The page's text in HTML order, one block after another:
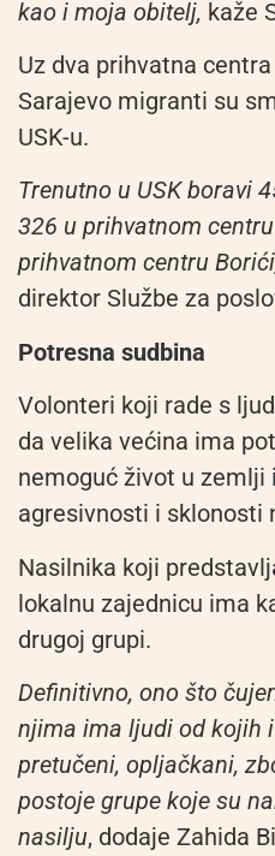
kao i moja obitelj, kaže
Uz dva prihvatna
Sarajevo migranti su
USK-u.
Trenutno u USK boravi
326 u prihvatnom
prihvatnom centru
direktor Službe za
Potresna sudbina
Volonteri koji rade s
da velika većina ima
nemoguć život u zemlji
agresivnosti i sklonosti
Nasilnika koji
lokalnu zajednicu ima
drugoj grupi.
Definitivno, ono što
njima ima ljudi od kojih
pretučeni, opljačkani,
postoje grupe koje su
nasilju, dodaje Zahida